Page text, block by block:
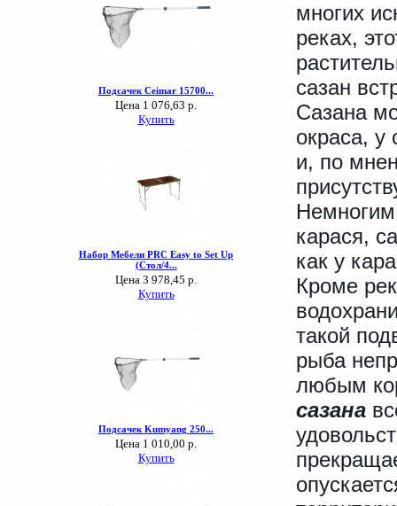
многих
реках,
сазан
Сазана
окраса, у
и, по
Немногим
карася,
как у
Кроме
такой
рыба
любым
сазана